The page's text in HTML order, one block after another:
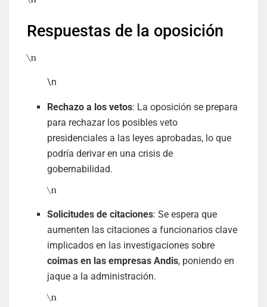
Respuestas de la oposición
\n
\n
Rechazo a los vetos: La oposición se prepara
para rechazar los posibles veto
presidenciales a las leyes aprobadas, lo que
podría derivar en una crisis de
gobernabilidad.
\n
Solicitudes de citaciones: Se espera que
aumenten las citaciones a funcionarios clave
implicados en las investigaciones sobre
coimas en las empresas Andis, poniendo en
jaque a la administración.
\n